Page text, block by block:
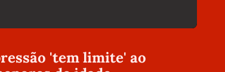
'tem limite' ao